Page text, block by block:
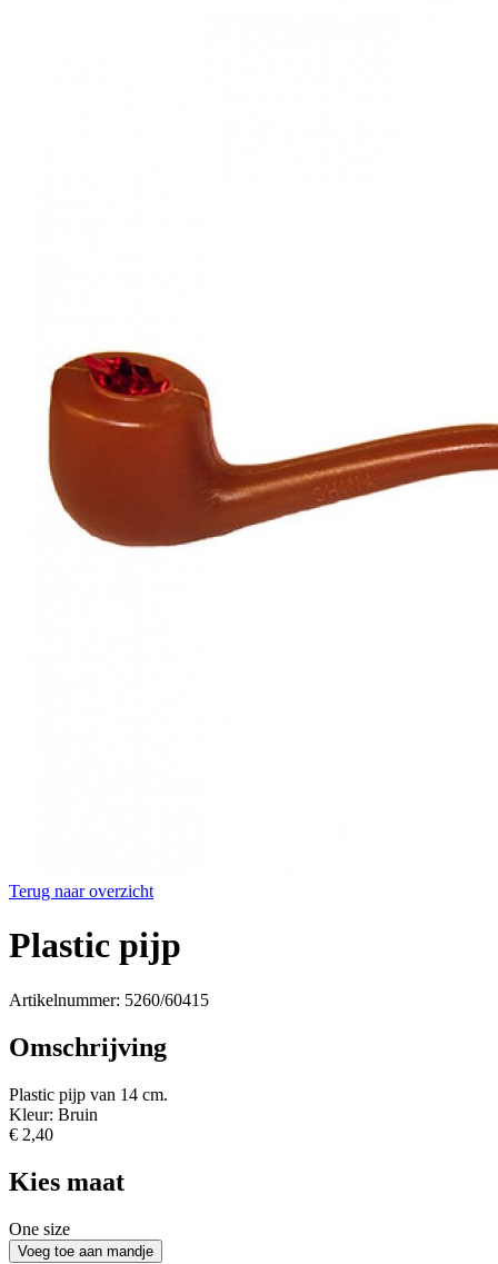
Terug naar overzicht
Plastic pijp
Artikelnummer: 5260/60415
Omschrijving
Plastic pijp van 14 cm.
Kleur: Bruin
€ 2,40
Kies maat
One size